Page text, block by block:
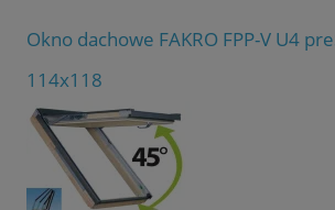
Okno dachowe FAKRO FPP-V U4
114x118